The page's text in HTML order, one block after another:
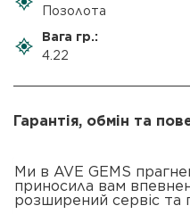
Позолота
Вага гр.:
4.22
Гарантія, обмін та
Ми в AVE GEMS
приносила вам
розширений сервіс та